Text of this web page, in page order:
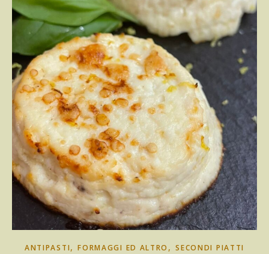
ANTIPASTI,FORMAGGI ED ALTRO ,SECONDI PIATTI